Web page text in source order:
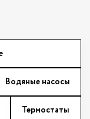
Водяные насосы
Термостаты